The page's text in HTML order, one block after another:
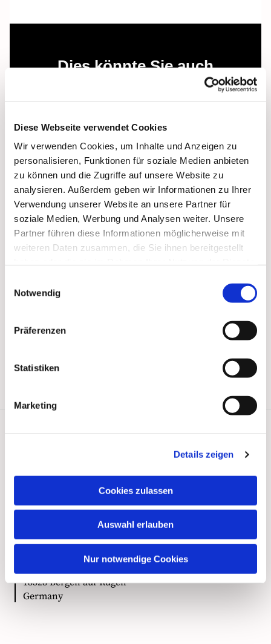
Diese Webseite verwendet Cookies
Wir verwenden Cookies, um Inhalte und Anzeigen zu
personalisieren, Funktionen für soziale Medien anbieten
zu können und die Zugriffe auf unsere Website zu
analysieren. Außerdem geben wir Informationen zu Ihrer
Verwendung unserer Website an unsere Partner für
soziale Medien, Werbung und Analysen weiter. Unsere
Partner führen diese Informationen möglicherweise mit
weiteren Daten zusammen, die Sie ihnen bereitgestellt
Notwendig
Präferenzen
Statistiken
Marketing
Details zeigen
Cookies zulassen
Auswahl erlauben
Nur notwendige Cookies
Dies könnte Sie auch
Kontakt
Ökumenische Pilgerinitiative Vorpommern e.V.
18528 Bergen auf Rügen
Germany